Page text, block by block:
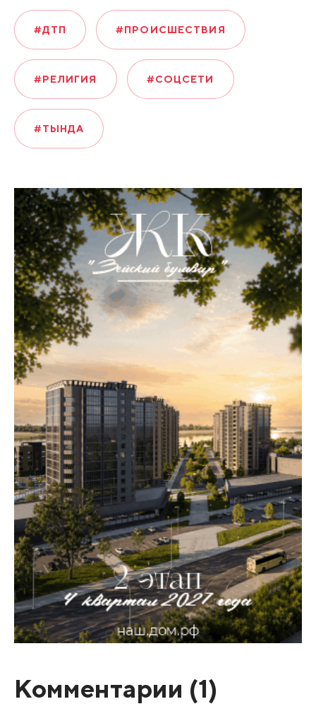
#ДТП #ПРОИСШЕСТВИЯ
#РЕЛИГИЯ #СОЦСЕТИ
#ТЫНДА
Комментарии (1)